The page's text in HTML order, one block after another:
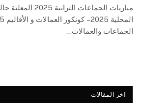
مباريات الجماعات
الجماعات والعمالات…
اخر المقالات